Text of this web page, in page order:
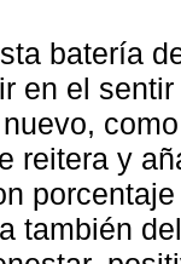
batería
en el
reitera y
también